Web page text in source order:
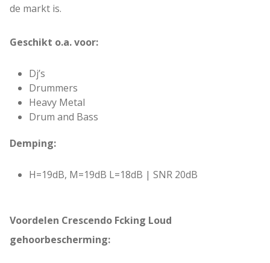
de markt is.
Geschikt o.a. voor:
Dj’s
Drummers
Heavy Metal
Drum and Bass
Demping:
H=19dB, M=19dB L=18dB | SNR 20dB
Voordelen Crescendo Fcking Loud
gehoorbescherming: